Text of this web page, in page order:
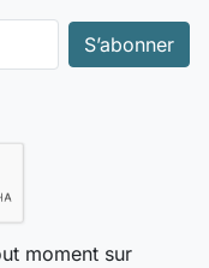
moment sur